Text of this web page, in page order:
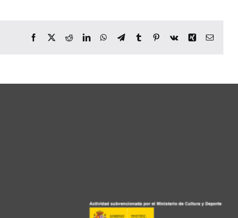
Facebook
X RedditLinkedInWhatsApp
TelegramTumblr Pinterest
Vk Xing Email